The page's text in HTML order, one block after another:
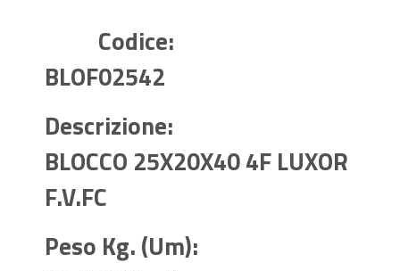
Codice:
BLOF02542
Descrizione:
BLOCCO 25X20X40 4F LUXOR
F.V.FC
Peso Kg. (Um):